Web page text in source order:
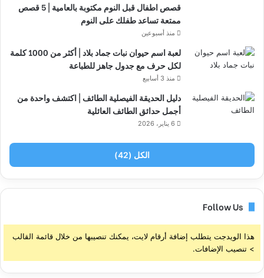
قصص اطفال قبل النوم مكتوبة بالعامية | 5 قصص
ممتعة تساعد طفلك على النوم
منذ أسبوعين
لعبة اسم حيوان نبات جماد بلاد | أكثر من 1000 كلمة
لكل حرف مع جدول جاهز للطباعة
منذ 3 أسابيع
دليل الحديقة الفيصلية الطائف | اكتشف واحدة من
أجمل حدائق الطائف العائلية
6 يناير، 2026
الكل (42)
Follow Us
هذا الويدجت يتطلب إضافة أرقام لايت، يمكنك تنصيبها من خلال قائمة القالب
> تنصيب الإضافات.